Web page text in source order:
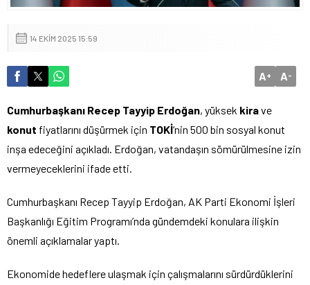
14 EKIM 2025 15:59
A+ A-
Cumhurbaşkanı Recep Tayyip Erdoğan, yüksek kirave
konut fiyatlarını düşürmek için TOKİ‘nin 500 bin sosyal konut
inşa edeceğini açıkladı. Erdoğan, vatandaşın sömürülmesine izin
vermeyeceklerini ifade etti.
Cumhurbaşkanı Recep Tayyip Erdoğan, AK Parti Ekonomi İşleri
Başkanlığı Eğitim Programı’nda gündemdeki konulara ilişkin
önemli açıklamalar yaptı.
Ekonomide hedeflere ulaşmak için çalışmalarını sürdürdüklerini